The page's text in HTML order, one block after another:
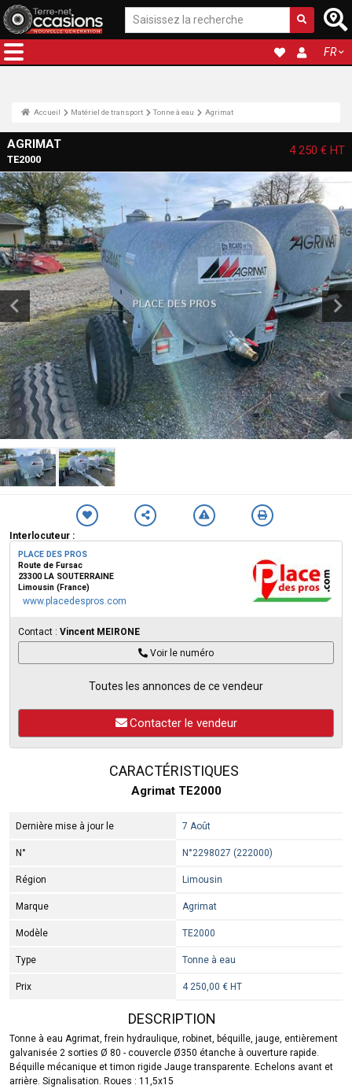
FR
Accueil Matériel de transport Tonne à eau Agrimat
AGRIMAT
TE2000
4 250 € HT
Interlocuteur :
PLACE DES PROS
Route de Fursac
23300 LA SOUTERRAINE
Limousin (France)
www.placedespros.com
Contact : Vincent MEIRONE
Voir le numéro
Toutes les annonces de ce vendeur
Contacter le vendeur
CARACTÉRISTIQUES
Agrimat TE2000
Dernière mise à jour le 7 Août
N° N°2298027 (222000)
Région Limousin
Marque Agrimat
Modèle TE2000
Type Tonne à eau
Prix 4 250,00 € HT
DESCRIPTION
Tonne à eau Agrimat, frein hydraulique, robinet, béquille, jauge, entièrement
galvanisée 2 sorties Ø 80 - couvercle Ø350 étanche à ouverture rapide.
Béquille mécanique et timon rigide Jauge transparente. Echelons avant et
arrière. Signalisation. Roues : 11,5x15